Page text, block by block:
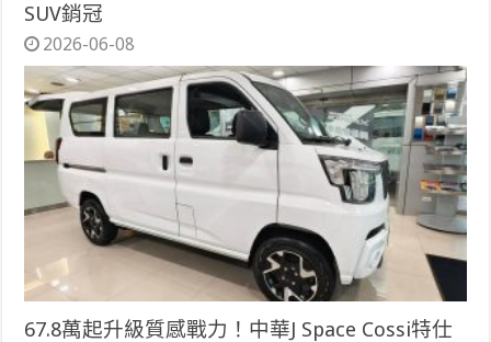
SUV銷冠
2026-06-08
67.8萬起升級質感戰力！中華J Space Cossi特仕